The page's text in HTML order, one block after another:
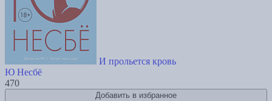
И прольется кровь
Ю Несбё
470
Добавить в избранное